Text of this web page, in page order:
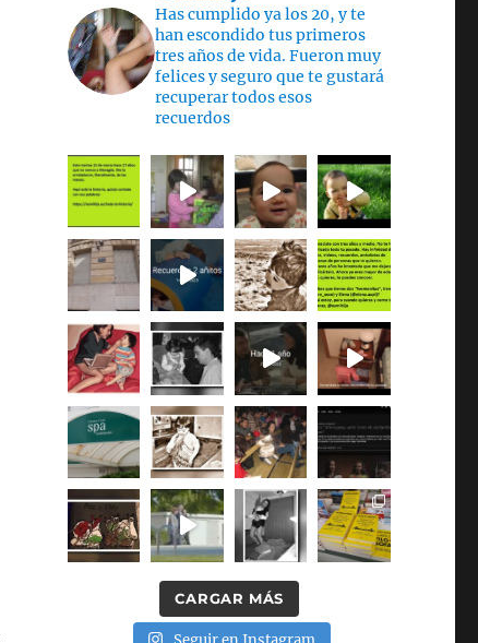
Has cumplido ya los 20, y te
han escondido tus primeros
tres años de vida. Fueron muy
felices y seguro que te gustará
recuperar todos esos
recuerdos
CARGAR MÁS